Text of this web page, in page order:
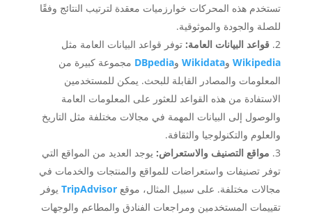
تستخدم هذه المحركات خوارزميات معقدة لترتيب النتائج وفقًا
للصلة والجودة والموثوقية.
قواعد البيانات العامة: توفر قواعد البيانات العامة مثل
WikipediaوWikidata وDBpedia مجموعة كبيرة من
المعلومات والمصادر القابلة للبحث. يمكن للمستخدمين
الاستفادة من هذه القواعد للعثور على المعلومات العامة
والوصول إلى البيانات المهمة في مجالات مختلفة مثل التاريخ
والعلوم والتكنولوجيا والثقافة.
مواقع التصنيف والاستعراض: يوجد العديد من المواقع التي
توفر تصنيفات واستعراضات للمواقع والمنتجات والخدمات في
مجالات مختلفة. على سبيل المثال، موقع TripAdvisorيوفر
تقييمات المستخدمين ومراجعات الفنادق والمطاعم والوجهات